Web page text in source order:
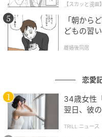
【スカッと漫
懲らしめた話
「朝から
どもの習
離婚後同居
恋愛
34歳女性
翌日、彼
TRILL ニュース